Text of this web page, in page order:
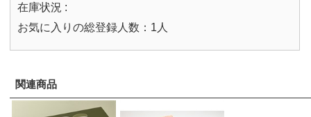
在庫状況 :
お気に入りの総登録人数：1人
関連商品